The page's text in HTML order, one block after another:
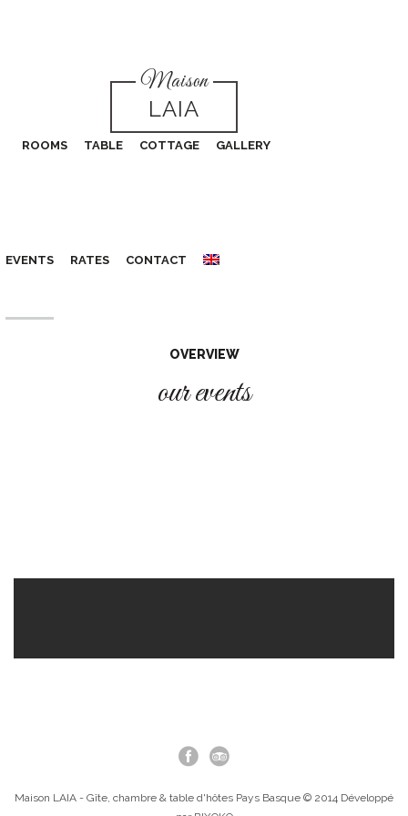
ROOMS TABLE COTTAGE GALLERY
Maison
LAIA
EVENTS RATES CONTACT
OVERVIEW
our events
Maison LAIA - Gîte, chambre & table d'hôtes Pays Basque © 2014 Développé